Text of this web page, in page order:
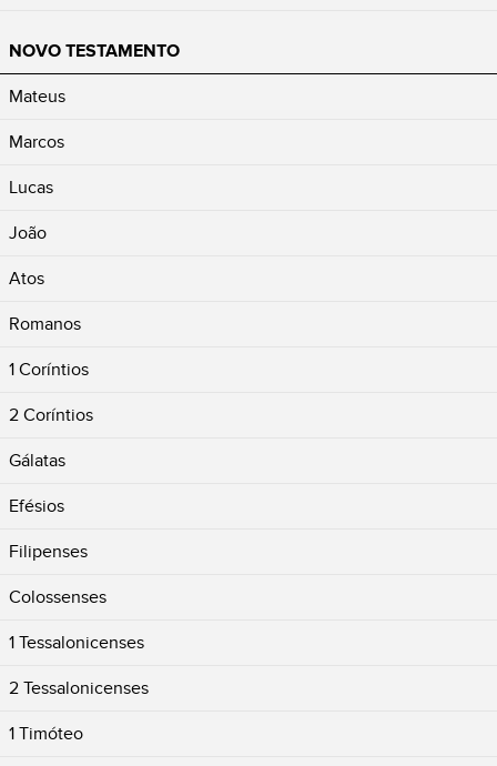
NOVO TESTAMENTO
Mateus
Marcos
Lucas
João
Atos
Romanos
1 Coríntios
2 Coríntios
Gálatas
Efésios
Filipenses
Colossenses
1 Tessalonicenses
2 Tessalonicenses
1 Timóteo